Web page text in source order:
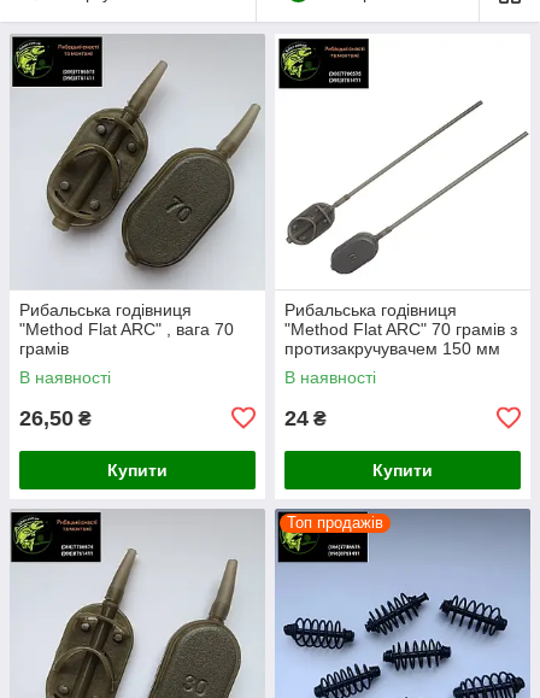
Рибальська годівниця
"Method Flat ARC" , вага 70
грамів
В наявності
26,50 ₴
Купити
Рибальська годівниця
"Method Flat ARC" 70 грамів з
протизакручувачем 150 мм
В наявності
24 ₴
Купити
Топ продажів